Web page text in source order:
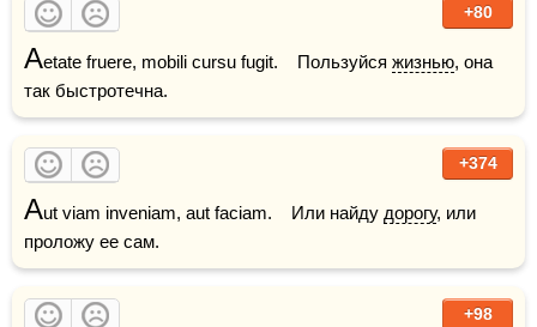
+80
Aetate fruere, mobili cursu fugit.    Пользуйся жизнью, она
так быстротечна.
+374
Aut viam inveniam, aut faciam.    Или найду дорогу, или
проложу ее сам.
+98